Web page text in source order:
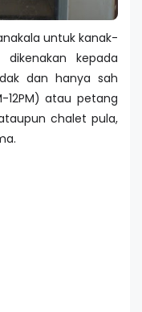
untuk kanak-
kepada
dan hanya sah
atau petang
chalet pula,